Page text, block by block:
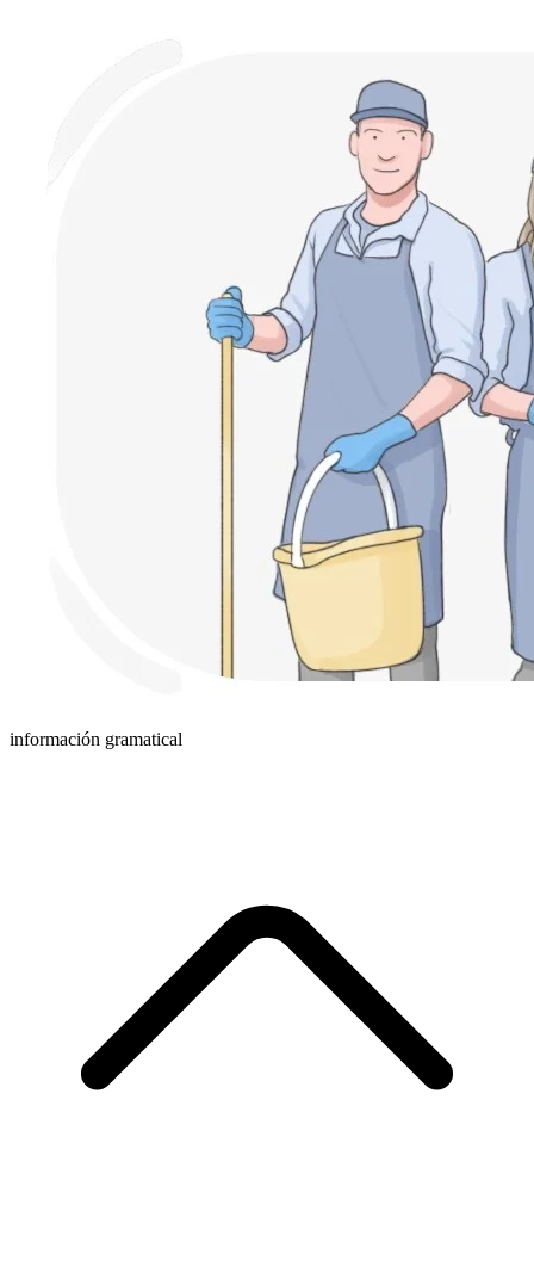
información gramatical